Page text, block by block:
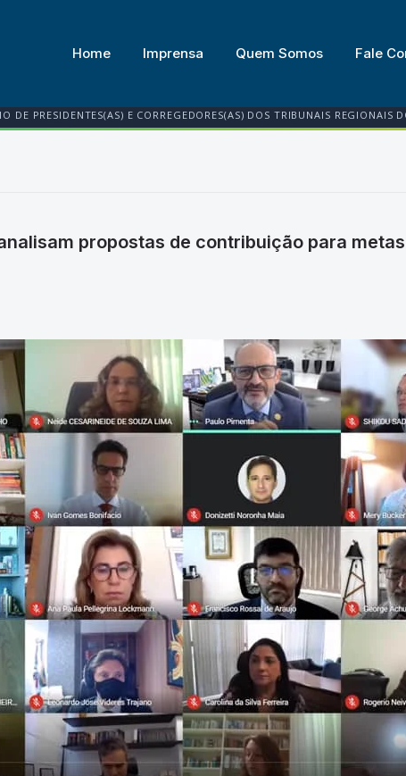
Home Imprensa Quem Somos Fale
DE PRESIDENTES(AS) E CORREGEDORES(AS) DOS TRIBUNAIS REGIONAIS
propostas de contribuição para